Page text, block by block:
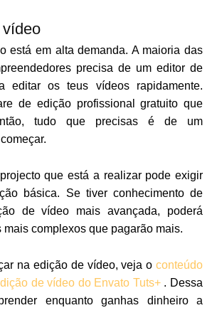
está em alta demanda. A maioria das
precisa de um editor de
editar os teus vídeos rapidamente.
de edição profissional gratuito que
tudo que precisas é de um
que está a realizar pode exigir
básica. Se tiver conhecimento de
de vídeo mais avançada, poderá
mais complexos que pagarão mais.
na edição de vídeo, veja o conteúdo
de vídeo do Envato Tuts+. Dessa
enquanto ganhas dinheiro a